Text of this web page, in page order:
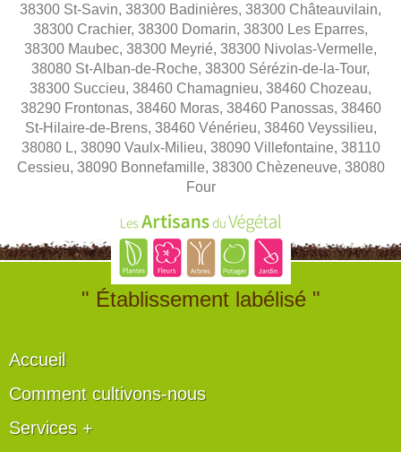
38300 St-Savin, 38300 Badinières, 38300 Châteauvilain,
38300 Crachier, 38300 Domarin, 38300 Les Eparres,
38300 Maubec, 38300 Meyrié, 38300 Nivolas-Vermelle,
38080 St-Alban-de-Roche, 38300 Sérézin-de-la-Tour,
38300 Succieu, 38460 Chamagnieu, 38460 Chozeau,
38290 Frontonas, 38460 Moras, 38460 Panossas, 38460
St-Hilaire-de-Brens, 38460 Vénérieu, 38460 Veyssilieu,
38080 L, 38090 Vaulx-Milieu, 38090 Villefontaine, 38110
Cessieu, 38090 Bonnefamille, 38300 Chèzeneuve, 38080
Four
" Établissement labélisé "
Accueil
Comment cultivons-nous
Services +